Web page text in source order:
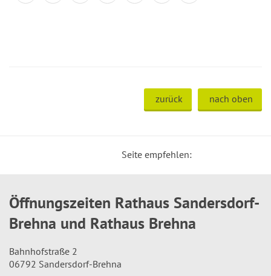
zurück nach oben
Seite empfehlen:
Öffnungszeiten Rathaus Sandersdorf-
Brehna und Rathaus Brehna
Bahnhofstraße 2
06792 Sandersdorf-Brehna